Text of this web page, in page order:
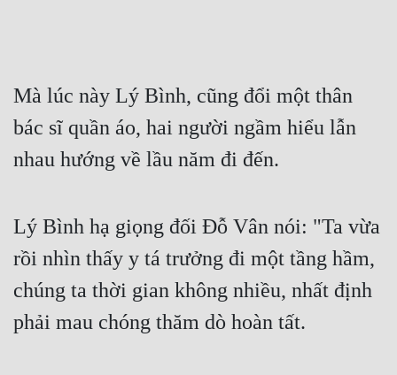
Mà lúc này Lý Bình, cũng đổi một thân
bác sĩ quần áo, hai người ngầm hiểu lẫn
nhau hướng về lầu năm đi đến.
Lý Bình hạ giọng đối Đỗ Vân nói: "Ta vừa
rồi nhìn thấy y tá trưởng đi một tầng hầm,
chúng ta thời gian không nhiều, nhất định
phải mau chóng thăm dò hoàn tất.